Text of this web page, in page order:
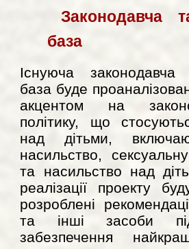
Законодавча
база
Існуюча законодавча
база буде
акцентом на
політику, що
над дітьми,
насильство,
та насильство над
реалізації проекту
розроблені
та інші засоби
забезпечення